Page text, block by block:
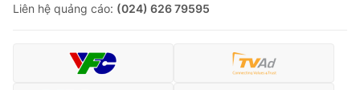
Liên hệ quảng cáo: (024) 626 79595